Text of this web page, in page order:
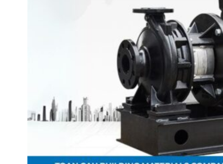
TẤM LỢP KIM LOẠI
PREMIUM - COPPER PRESTIGE ULTIMETAL HD
PREMIUM - COPPER PRESTIGE COMPACT PLUS
PREMIUM - COPPER PRESTIGE TRADITIONAL